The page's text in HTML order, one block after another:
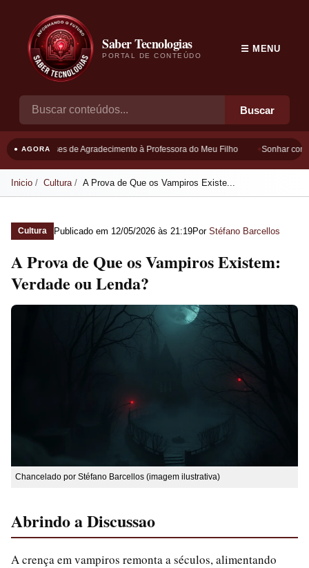
Saber Tecnologias
PORTAL DE CONTEÚDO
Buscar
☰ MENU
● AGORAFrases de Agradecimento à Professora do Meu Filho Sonhar com
Inicio Cultura A Prova de Que os Vampiros Existe...
Cultura Publicado em 12/05/2026 às 21:19Por Stéfano Barcellos
A Prova de Que os Vampiros Existem:
Verdade ou Lenda?
Chancelado por Stéfano Barcellos (imagem ilustrativa)
Abrindo a Discussao
A crença em vampiros remonta a séculos, alimentando